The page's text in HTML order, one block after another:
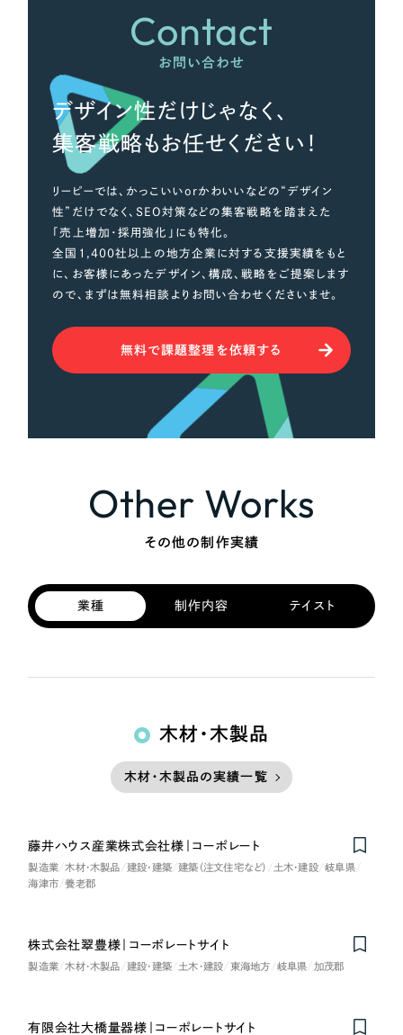
オレンジ・橙色
イエロー・黄色
グリーン・緑色
ブルー・青色
パープル・紫色
ピンク・桃色
カラフル・多色
その他
Contact
お問い合わせ
デザイン性だけじゃなく、
集客戦略もお任せください！
リーピーでは、かっこいいorかわいいなどの“デザイン
性”だけでなく、SEO対策などの集客戦略を踏まえた
「売上増加・採用強化」にも特化。
全国1,400社以上の地方企業に対する支援実績をもと
に、お客様にあったデザイン、構成、戦略をご提案します
ので、まずは無料相談よりお問い合わせくださいませ。
無料で課題整理を依頼する
Other Works
その他の制作実績
業種 制作内容 テイスト
木材・木製品
木材・木製品の実績一覧
藤井ハウス産業株式会社様｜コーポレート
製造業 木材・木製品 建設・建築 建築（注文住宅など） 土木・建設
岐阜県
海津市
養老郡
株式会社翠豊様｜コーポレートサイト
製造業 木材・木製品 建設・建築 土木・建設 東海地方 岐阜県 加茂郡
有限会社大橋量器様｜コーポレートサイト